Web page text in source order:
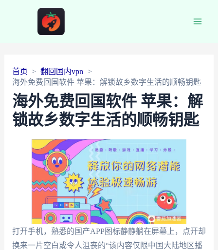
首页
翻回国内vpn
海外免费回国软件 苹果：解锁故乡数字生活的顺畅钥匙
海外免费回国软件 苹果：解
锁故乡数字生活的顺畅钥匙
打开手机，熟悉的国产APP图标静静躺在屏幕上，点开却
换来一片空白或令人沮丧的“该内容仅限中国大陆地区播